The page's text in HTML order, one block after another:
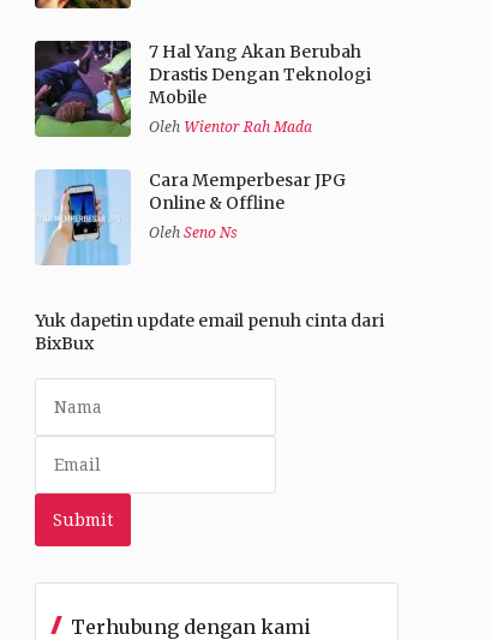
7 Hal Yang Akan Berubah
Drastis Dengan Teknologi
Mobile
Oleh Wientor Rah Mada
Cara Memperbesar JPG
Online & Offline
Oleh Seno Ns
Yuk dapetin update email penuh cinta dari
BixBux
Terhubung dengan kami